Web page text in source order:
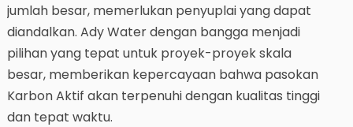
jumlah besar, memerlukan penyuplai yang dapat
diandalkan. Ady Water dengan bangga menjadi
pilihan yang tepat untuk proyek-proyek skala
besar, memberikan kepercayaan bahwa pasokan
Karbon Aktif akan terpenuhi dengan kualitas tinggi
dan tepat waktu.